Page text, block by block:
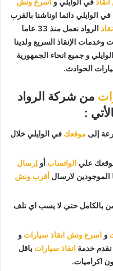
في الوايلي دائما اوناشنا بالقرب
الرواد نعمل منذ 33 عاما
الإنقاذ السريع ولدينا
و جميع انحاء الجمهورية
الحوادث.
من شركة الرواد
:
إلى موقعك في الوايلي خلال
علي الواتساب أو إرسال
الموجودين لارسال أقرب ونش
بالكامل حتي لا يسب اي تلف
و اسرع ونش انقاذ سيارات و
نقدم خدمة انقاذ سيارات باقل
اكراميات.